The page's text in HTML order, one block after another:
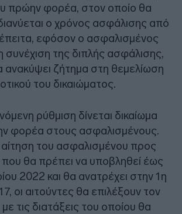
πρώην φορέα, στον οποίο θα
ο χρόνος ασφάλισης από
εφόσον ο ασφαλισμένος
συνέχιση της διπλής ασφάλισης,
ανακύψει ζήτημα στη θεμελίωση
του δικαιώματος.
ρύθμιση δίνεται δικαίωμα
φορέα στους ασφαλισμένους.
αίτηση του ασφαλισμένου προς
θα πρέπει να υποβληθεί έως
2022 και θα ανατρέχει στην 1η
οι αιτούντες θα επιλέξουν τον
τις διατάξεις του οποίου θα